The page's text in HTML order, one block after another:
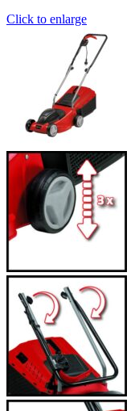
Click to enlarge